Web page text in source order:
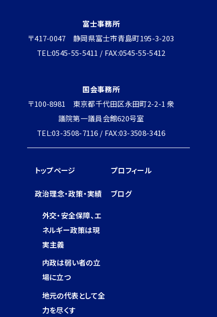
富士事務所
〒417-0047 静岡県富士市青島町195-3-203
TEL:0545-55-5411 / FAX:0545-55-5412
国会事務所
〒100-8981 東京都千代田区永田町2-2-1 衆
議院第一議員会館620号室
TEL:03-3508-7116 / FAX:03-3508-3416
トップページ プロフィール
政治理念・政策・実績
外交・安全保障、エ
ネルギー政策は現
実主義
内政は弱い者の立
場に立つ
地元の代表として全
力を尽くす
ブログ